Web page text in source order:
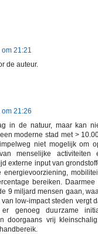
21:21
de auteur.
21:26
in de natuur, maar kan
moderne stad met >
niet mogelijk om
menselijke activiteiten
externe input van
bereiken.
9 miljard mensen gaan,
low-impact steden vergt
genoeg duurzame
doorgaans vrij